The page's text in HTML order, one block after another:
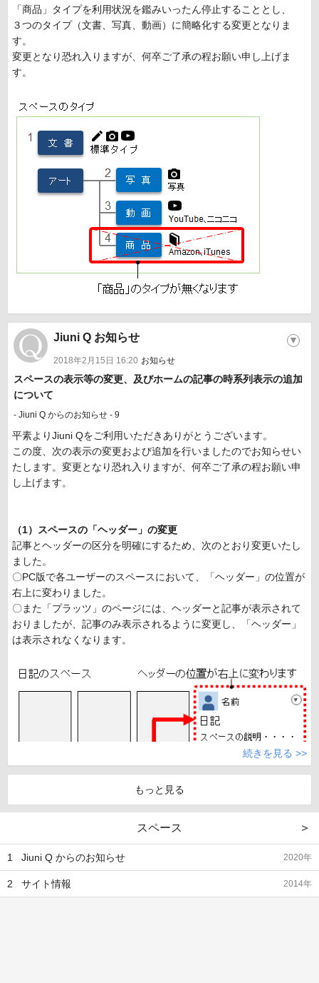
「商品」タイプを利用状況を鑑みいったん停止することとし、
３つのタイプ（文書、写真、動画）に簡略化する変更となりま
す。
変更となり恐れ入りますが、何卒ご了承の程お願い申し上げま
す。
Jiuni Q お知らせ
2018年2月15日 16:20 お知らせ
▼
スペースの表示等の変更、及びホームの記事の時系列表示の追加
について
- Jiuni Q からのお知らせ - 9
平素よりJiuni Qをご利用いただきありがとうございます。
この度、次の表示の変更および追加を行いましたのでお知らせい
たします。変更となり恐れ入りますが、何卒ご了承の程お願い申
し上げます。
（1）スペースの「ヘッダー」の変更
記事とヘッダーの区分を明確にするため、次のとおり変更いたし
ました。
〇PC版で各ユーザーのスペースにおいて、「ヘッダー」の位置が
右上に変わりました。
〇また「プラッツ」のページには、ヘッダーと記事が表示されて
おりましたが、記事のみ表示されるように変更し、「ヘッダー」
は表示されなくなります。
続きを見る >>
スペース ＞
1 Jiuni Q からのお知らせ 2020年
2 サイト情報 2014年